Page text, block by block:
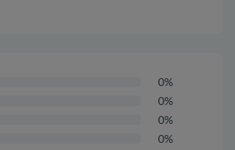
0%
0%
0%
0%